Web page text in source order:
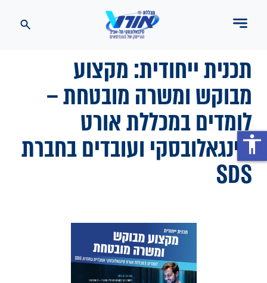
תכנית ייחודית: מקצוע
מבוקש ומשרה מובטחת –
לומדים במכללת אורט
סינגאלובסקי ועובדים בחברת
SDS
accessibility